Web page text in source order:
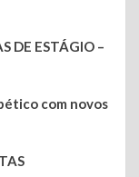
DE ESTÁGIO –
com novos